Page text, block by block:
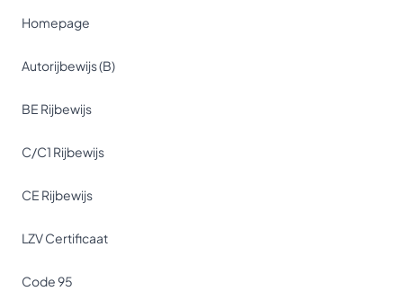
Homepage
Autorijbewijs (B)
BE Rijbewijs
C/C1 Rijbewijs
CE Rijbewijs
LZV Certificaat
Code 95